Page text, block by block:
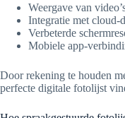
Weergave van
Integratie met cloud-
Verbeterde
Mobiele app-
Door rekening te houden
perfecte digitale fotolijst